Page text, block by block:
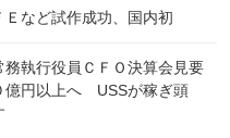
など試作成功、国内初
執行役員ＣＦＯ決算会見要
円以上へ USSが稼ぎ頭